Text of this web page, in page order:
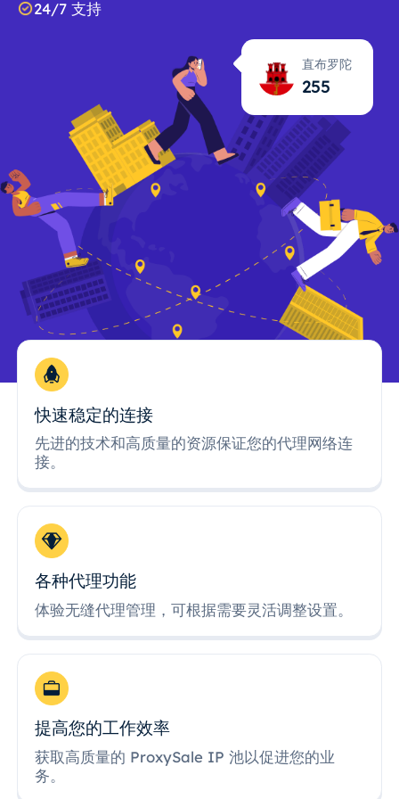
24/7 支持
直布罗陀
255
快速稳定的连接
先进的技术和高质量的资源保证您的代理网络连
接。
各种代理功能
体验无缝代理管理，可根据需要灵活调整设置。
提高您的工作效率
获取高质量的 ProxySale IP 池以促进您的业
务。